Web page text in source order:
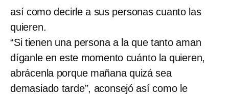
así como decirle a sus personas cuanto las
quieren.
“Si tienen una persona a la que tanto aman
díganle en este momento cuánto la quieren,
abrácenla porque mañana quizá sea
demasiado tarde”, aconsejó así como le